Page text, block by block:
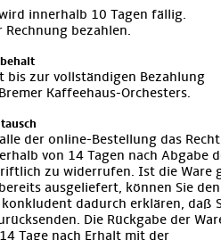
innerhalb 10 Tagen fällig.
Rechnung bezahlen.
bis zur vollständigen Bezahlung
Kaffeehaus-Orchesters.
der online-Bestellung das
von 14 Tagen nach Abgabe
zu widerrufen. Ist die Ware
ausgeliefert, können Sie den
dadurch erklären, daß
Die Rückgabe der
Tage nach Erhalt mit der